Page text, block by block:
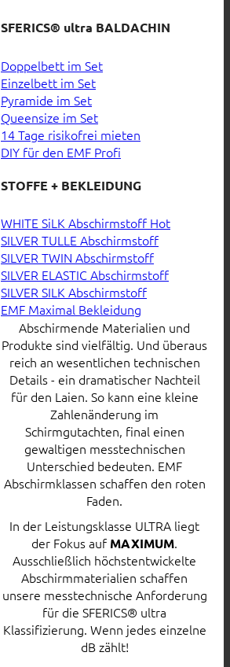
SFERICS® ultra BALDACHIN
Doppelbett im Set
Einzelbett im Set
Pyramide im Set
Queensize im Set
14 Tage risikofrei mieten
DIY für den EMF Profi
STOFFE + BEKLEIDUNG
WHITE SiLK Abschirmstoff
SILVER TULLE Abschirmstoff
SILVER TWIN Abschirmstoff
SILVER ELASTIC Abschirmstoff
SILVER SILK Abschirmstoff
EMF Maximal Bekleidung
Abschirmende Materialien und
Produkte sind vielfältig. Und überaus
reich an wesentlichen technischen
Details - ein dramatischer Nachteil
für den Laien. So kann eine kleine
Zahlenänderung im
Schirmgutachten, final einen
gewaltigen messtechnischen
Unterschied bedeuten. EMF
Abschirmklassen schaffen den roten
Faden.
In der Leistungsklasse ULTRA liegt
der Fokus auf MAXIMUM.
Ausschließlich höchstentwickelte
Abschirmmaterialien schaffen
unsere messtechnische Anforderung
für die SFERICS® ultra
Klassifizierung. Wenn jedes einzelne
dB zählt!